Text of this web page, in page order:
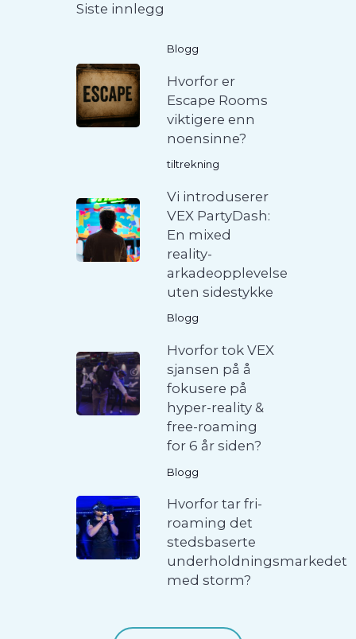
Siste innlegg
Blogg
Hvorfor er
Escape Rooms
viktigere enn
noensinne?
tiltrekning
Vi introduserer
VEX PartyDash:
En mixed
reality-
arkadeopplevelse
uten sidestykke
Blogg
Hvorfor tok VEX
sjansen på å
fokusere på
hyper-reality &
free-roaming
for 6 år siden?
Blogg
Hvorfor tar fri-
roaming det
stedsbaserte
underholdningsmarkedet
med storm?